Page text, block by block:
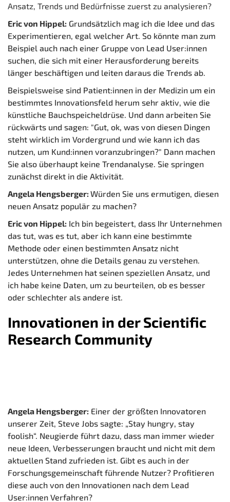
Ansatz, Trends und Bedürfnisse zuerst zu analysieren?
Eric von Hippel: Grundsätzlich mag ich die Idee und das
Experimentieren, egal welcher Art. So könnte man zum
Beispiel auch nach einer Gruppe von Lead User:innen
suchen, die sich mit einer Herausforderung bereits
länger beschäftigen und leiten daraus die Trends ab.
Beispielsweise sind Patient:innen in der Medizin um ein
bestimmtes Innovationsfeld herum sehr aktiv, wie die
künstliche Bauchspeicheldrüse. Und dann arbeiten Sie
rückwärts und sagen: "Gut, ok, was von diesen Dingen
steht wirklich im Vordergrund und wie kann ich das
nutzen, um Kund:innen voranzubringen?" Dann machen
Sie also überhaupt keine Trendanalyse. Sie springen
zunächst direkt in die Aktivität.
Angela Hengsberger: Würden Sie uns ermutigen, diesen
neuen Ansatz populär zu machen?
Eric von Hippel: Ich bin begeistert, dass Ihr Unternehmen
das tut, was es tut, aber ich kann eine bestimmte
Methode oder einen bestimmten Ansatz nicht
unterstützen, ohne die Details genau zu verstehen.
Jedes Unternehmen hat seinen speziellen Ansatz, und
ich habe keine Daten, um zu beurteilen, ob es besser
oder schlechter als andere ist.
Innovationen in der Scientific
Research Community
Angela Hengsberger: Einer der größten Innovatoren
unserer Zeit, Steve Jobs sagte: „Stay hungry, stay
foolish“. Neugierde führt dazu, dass man immer wieder
neue Ideen, Verbesserungen braucht und nicht mit dem
aktuellen Stand zufrieden ist. Gibt es auch in der
Forschungsgemeinschaft führende Nutzer? Profitieren
diese auch von den Innovationen nach dem Lead
User:innen Verfahren?